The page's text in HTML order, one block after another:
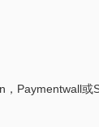
Paymentwall